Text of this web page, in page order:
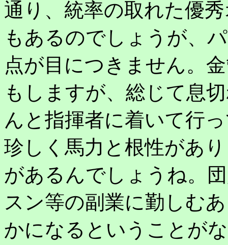
通り、統率の取れた優
もあるのでしょうが、
点が目につきません。
もしますが、総じて息
んと指揮者に着いて行
珍しく馬力と根性があ
があるんでしょうね。
スン等の副業に勤しむ
かになるということが